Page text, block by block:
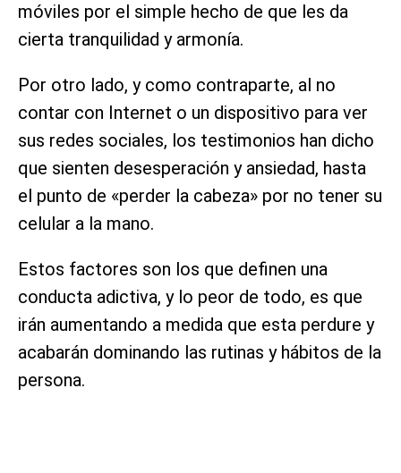
móviles por el simple hecho de que les da
cierta tranquilidad y armonía.
Por otro lado, y como contraparte, al no
contar con Internet o un dispositivo para ver
sus redes sociales, los testimonios han dicho
que sienten desesperación y ansiedad, hasta
el punto de «perder la cabeza» por no tener su
celular a la mano.
Estos factores son los que definen una
conducta adictiva, y lo peor de todo, es que
irán aumentando a medida que esta perdure y
acabarán dominando las rutinas y hábitos de la
persona.